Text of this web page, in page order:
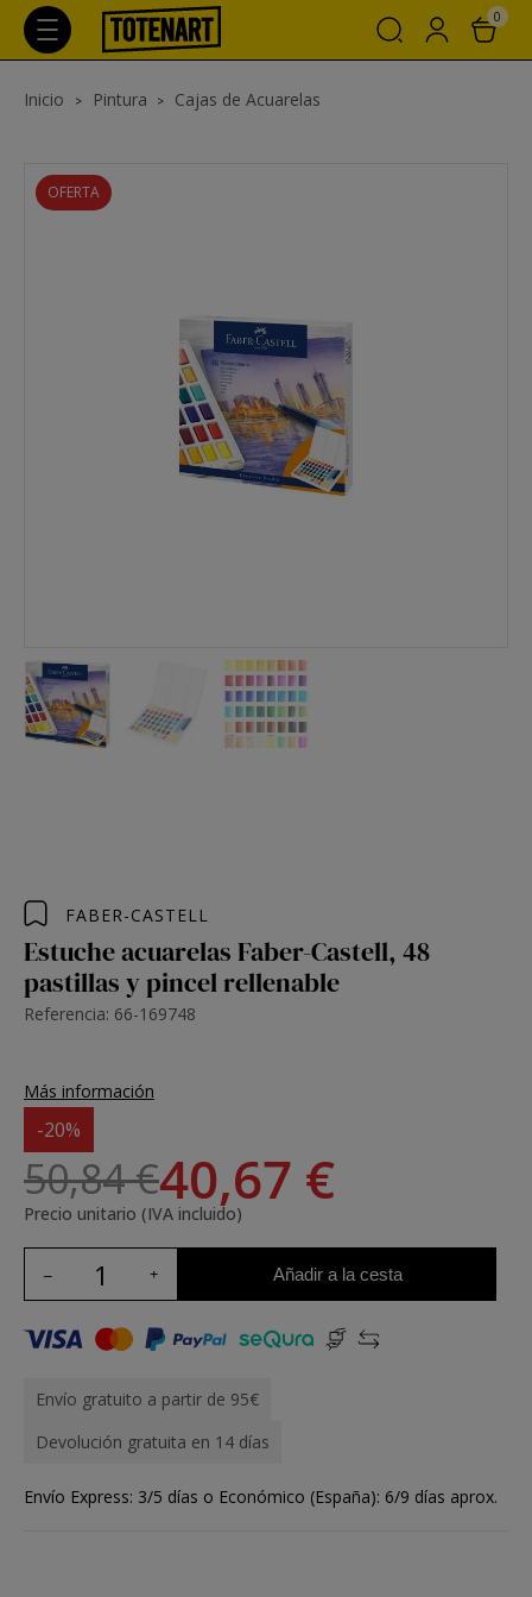
0
Inicio Pintura Cajas de Acuarelas
OFERTA
FABER-CASTELL
Estuche acuarelas Faber-Castell, 48
pastillas y pincel rellenable
Referencia: 66-169748
Más información
-20%
50,84 €40,67 €
Precio unitario (IVA incluido)
Añadir a la cesta
Envío gratuito a partir de 95€
Devolución gratuita en 14 días
Envío Express: 3/5 días o Económico (España): 6/9 días aprox.